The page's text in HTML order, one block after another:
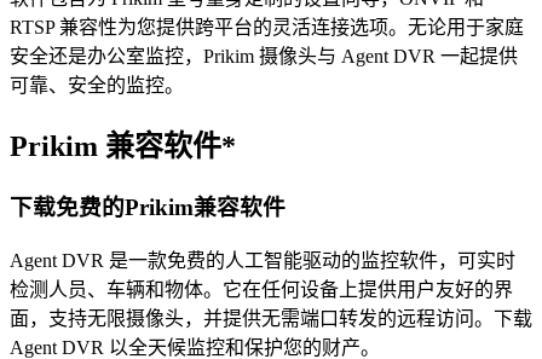
RTSP 兼容性为您提供跨平台的灵活连接选项。无论用于家庭
安全还是办公室监控，Prikim 摄像头与 Agent DVR 一起提供
可靠、安全的监控。
Prikim 兼容软件*
下载免费的Prikim兼容软件
Agent DVR 是一款免费的人工智能驱动的监控软件，可实时
检测人员、车辆和物体。它在任何设备上提供用户友好的界
面，支持无限摄像头，并提供无需端口转发的远程访问。下载
Agent DVR 以全天候监控和保护您的财产。